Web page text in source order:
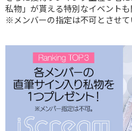
私物」が貰える特別なイベントも
※メンバーの指定は不可とさせて